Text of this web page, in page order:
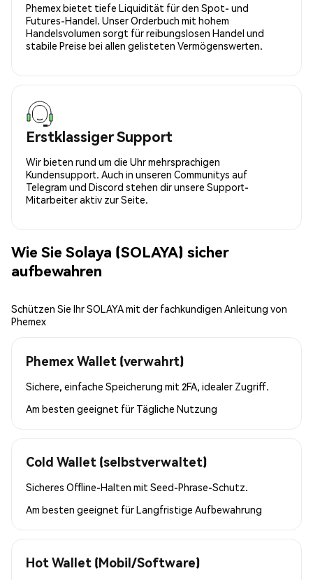
Phemex bietet tiefe Liquidität für den Spot- und
Futures-Handel. Unser Orderbuch mit hohem
Handelsvolumen sorgt für reibungslosen Handel und
stabile Preise bei allen gelisteten Vermögenswerten.
Erstklassiger Support
Wir bieten rund um die Uhr mehrsprachigen
Kundensupport. Auch in unseren Communitys auf
Telegram und Discord stehen dir unsere Support-
Mitarbeiter aktiv zur Seite.
Wie Sie Solaya (SOLAYA) sicher
aufbewahren
Schützen Sie Ihr SOLAYA mit der fachkundigen Anleitung von
Phemex
Phemex Wallet (verwahrt)
Sichere, einfache Speicherung mit 2FA, idealer Zugriff.
Am besten geeignet für Tägliche Nutzung
Cold Wallet (selbstverwaltet)
Sicheres Offline-Halten mit Seed-Phrase-Schutz.
Am besten geeignet fürLangfristige Aufbewahrung
Hot Wallet (Mobil/Software)